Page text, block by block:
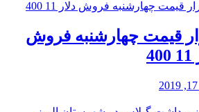
قیمت چهارشنبه فروش